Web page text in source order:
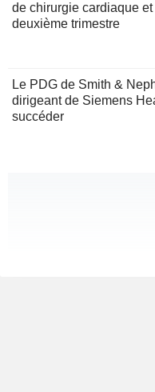
de chirurgie cardiaque
deuxième trimestre
Le PDG de Smith &
dirigeant de Siemens
succéder